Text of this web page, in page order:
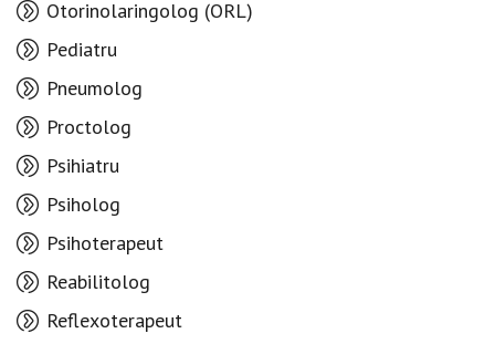
Otorinolaringolog (ORL)
Pediatru
Pneumolog
Proctolog
Psihiatru
Psiholog
Psihoterapeut
Reabilitolog
Reflexoterapeut